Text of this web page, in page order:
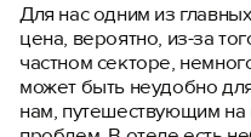
Для нас одним из
цена, вероятно, из-за
частном секторе,
может быть неудобно
нам, путешествующим